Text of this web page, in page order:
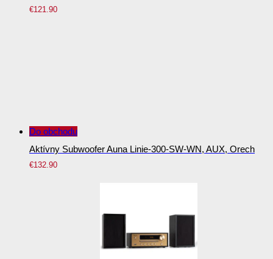
€121.90
Do obchodu
Aktívny Subwoofer Auna Linie-300-SW-WN, AUX, Orech
€132.90